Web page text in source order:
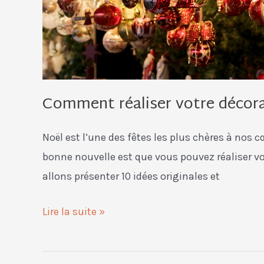
Comment réaliser votre
Noël est l’une des fêtes les plus chères à nos
bonne nouvelle est que vous pouvez réaliser
allons présenter 10 idées originales et
créatives
et
DIY
Lire la suite »